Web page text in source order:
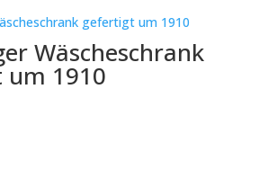
Wäscheschrank
1910